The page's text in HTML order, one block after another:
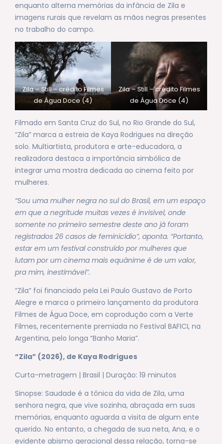
enquanto alterna memórias da infância de Zila e
imagens rurais que revelam as mãos negras presentes
no trabalho do campo.
Zila – Still – crédito Filmes
de Água Doce (4)
Zila – Still – crédito Filmes
de Água Doce (4)
Filmado em Santa Cruz do Sul, no Rio Grande do Sul,
“Zila” marca a estreia de Kaya Rodrigues na direção
solo. Multiartista, produtora e arte-educadora, a
realizadora destaca a importância simbólica de
integrar uma mostra dedicada ao cinema feito por
mulheres.
“Sou uma mulher negra no sul do Brasil, em um espaço
em que a negritude muitas vezes é invisível, onde
somente no primeiro semestre deste ano já foram
registrados 26 casos de feminicídio”, aponta. “Portanto,
estar em um festival construído por mulheres que
lutam por um cinema mais equânime é de um valor,
pra mim, inestimável”.
“Zila” foi financiado pela Lei Paulo Gustavo de Porto
Alegre e marca o primeiro lançamento da produtora
Filmes de Água Doce, em coprodução com a Verte
Filmes, recentemente premiada no Festival BAFICI, na
Argentina, pelo longa “Banho Maria”.
“Zila” (2026), de Kaya Rodrigues
Curta-metragem | Brasil | Duração: 19 minutos
Sinopse: Saudade é a tônica da vida de Zila, uma
senhora negra, que vive sozinha, abraçada em suas
memórias, enquanto aguarda a visita de algum ente
querido. No entanto, a chegada de sua neta, Ana, e o
evidente abismo geracional dessa relação, torna-se